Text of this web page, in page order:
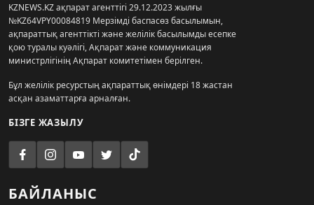
KZNEWS.KZ ақпарат агенттігі 29.12.2023 жылғы
№KZ64VPY00084819 Мерзімді баспасөз басылымын,
ақпараттық агенттікті және желілік басылымды есепке
қою туралы куәлігі, Ақпарат және коммуникация
министрлігінің Ақпарат комитетімен берілген.
Бұл желілік ресурстың ақпараттық өнімдері 18 жастан
асқан азаматтарға арналған.
БІЗГЕ ЖАЗЫЛУ
БАЙЛАНЫС